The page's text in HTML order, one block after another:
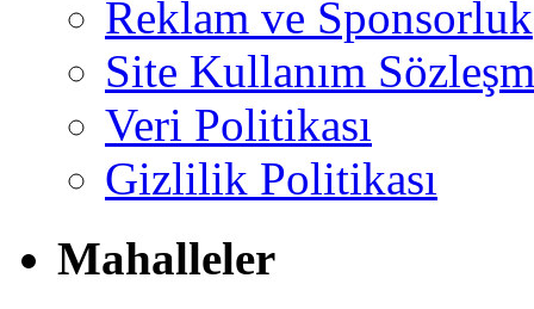
Reklam ve Sponsorluk
Site Kullanım
Veri Politikası
Gizlilik Politikası
Mahalleler